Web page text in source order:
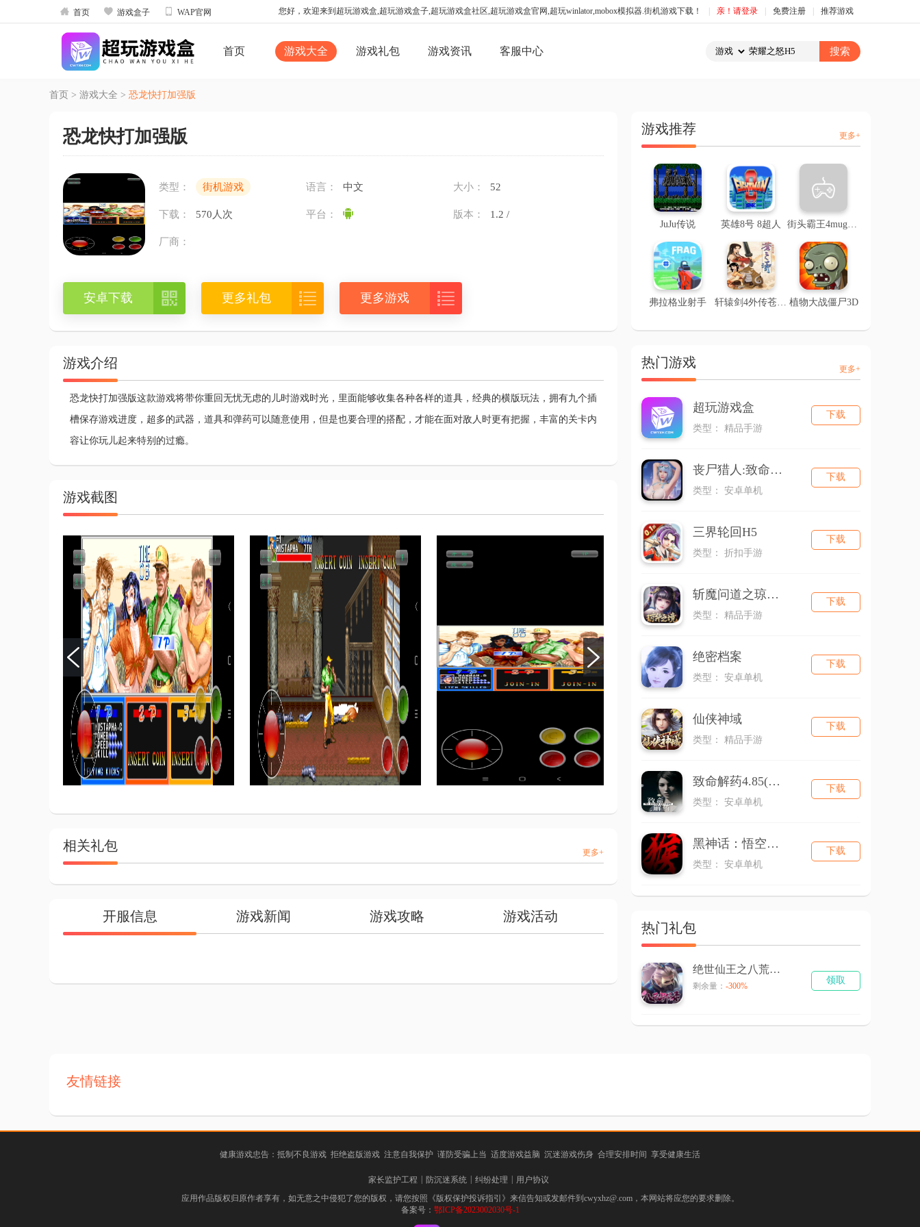
 首页  游戏盒子  WAP官网 您好，欢迎来到超玩游戏盒,超玩游戏盒子,超玩游戏盒社区,超玩游戏盒官网,超玩winlator,mobox模拟器.街机游戏下载！ 亲！请登录 免费注册 推荐游戏
首页 游戏大全 游戏礼包 游戏资讯 客服中心
首页 > 游戏大全 > 恐龙快打加强版
恐龙快打加强版
类型： 街机游戏 语言： 中文 大小： 52
下载： 570人次 平台： 版本： 1.2 /
厂商：
安卓下载  更多礼包  更多游戏 
游戏介绍
恐龙快打加强版这款游戏将带你重回无忧无虑的儿时游戏时光，里面能够收集各种各样的道具，经典的横版玩法，拥有九个插
槽保存游戏进度，超多的武器，道具和弹药可以随意使用，但是也要合理的搭配，才能在面对敌人时更有把握，丰富的关卡内
容让你玩儿起来特别的过瘾。
游戏截图
相关礼包 更多+
开服信息 游戏新闻 游戏攻略 游戏活动
游戏推荐 更多+
JuJu传说 英雄8号 8超人 街头霸王4mugen版
弗拉格业射手 轩辕剑4外传苍之涛（直装版） 植物大战僵尸3D
热门游戏 更多+
超玩游戏盒
类型： 精品手游
下载
丧尸猎人:致命解药
类型： 安卓单机
下载
三界轮回H5
类型： 折扣手游
下载
斩魔问道之琼华之境
类型： 精品手游
下载
绝密档案
类型： 安卓单机
下载
仙侠神域
类型： 精品手游
下载
致命解药4.85(通用版)
类型： 安卓单机
下载
黑神话：悟空（同人版）
类型： 安卓单机
下载
热门礼包
绝世仙王之八荒寻仙录
剩余量： -300%
领取
友情链接
健康游戏忠告：抵制不良游戏 拒绝盗版游戏 注意自我保护 谨防受骗上当 适度游戏益脑 沉迷游戏伤身 合理安排时间 享受健康生活
家长监护工程 防沉迷系统 纠纷处理
用户协议
应用作品版权归原作者享有，如无意之中侵犯了您的版权，请您按照《版权保护投诉指引》来信告知或发邮件到cwyxhz@.com，本网站将应您的要求删除。
备案号： 鄂ICP备2023002030号-1